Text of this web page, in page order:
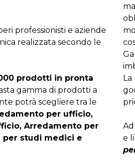
professionisti e aziende
realizzata secondo le
prodotti in pronta
gamma di prodotti a
potrà scegliere tra le
per ufficio,
Arredamento per
studi medici e
La
e